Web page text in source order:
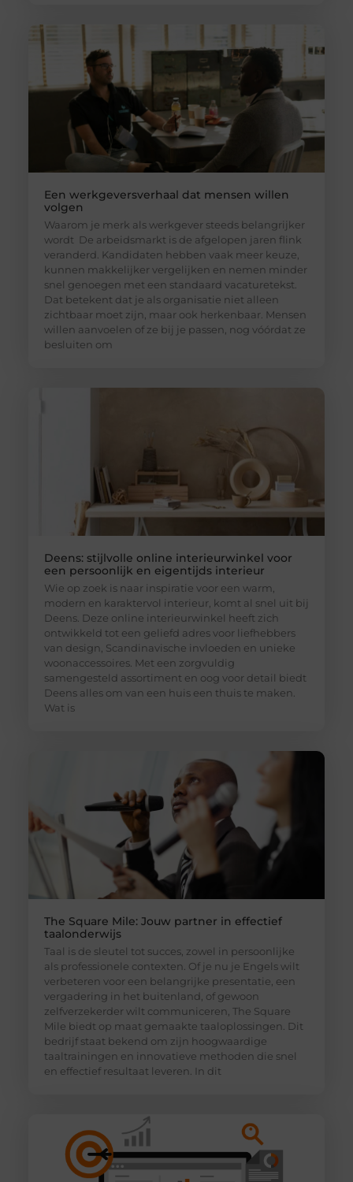
Een werkgeversverhaal dat mensen willen
volgen
Waarom je merk als werkgever steeds belangrijker
wordt De arbeidsmarkt is de afgelopen jaren flink
veranderd. Kandidaten hebben vaak meer keuze,
kunnen makkelijker vergelijken en nemen minder
snel genoegen met een standaard vacaturetekst.
Dat betekent dat je als organisatie niet alleen
zichtbaar moet zijn, maar ook herkenbaar. Mensen
willen aanvoelen of ze bij je passen, nog vóórdat ze
besluiten om
Deens: stijlvolle online interieurwinkel voor
een persoonlijk en eigentijds interieur
Wie op zoek is naar inspiratie voor een warm,
modern en karaktervol interieur, komt al snel uit bij
Deens. Deze online interieurwinkel heeft zich
ontwikkeld tot een geliefd adres voor liefhebbers
van design, Scandinavische invloeden en unieke
woonaccessoires. Met een zorgvuldig
samengesteld assortiment en oog voor detail biedt
Deens alles om van een huis een thuis te maken.
Wat is
The Square Mile: Jouw partner in effectief
taalonderwijs
Taal is de sleutel tot succes, zowel in persoonlijke
als professionele contexten. Of je nu je Engels wilt
verbeteren voor een belangrijke presentatie, een
vergadering in het buitenland, of gewoon
zelfverzekerder wilt communiceren, The Square
Mile biedt op maat gemaakte taaloplossingen. Dit
bedrijf staat bekend om zijn hoogwaardige
taaltrainingen en innovatieve methoden die snel
en effectief resultaat leveren. In dit